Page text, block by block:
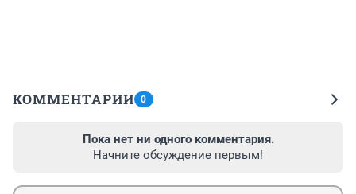
КОММЕНТАРИИ 0
Пока нет ни одного комментария.
Начните обсуждение первым!